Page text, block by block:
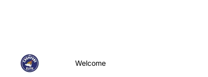
Welcome